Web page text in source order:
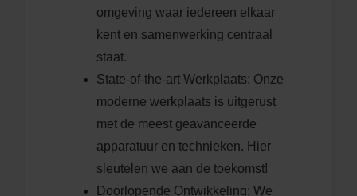
omgeving waar iedereen elkaar
kent en samenwerking centraal
staat.
State-of-the-art Werkplaats: Onze
moderne werkplaats is uitgerust
met de meest geavanceerde
apparatuur en technieken. Hier
sleutelen we aan de toekomst!
Doorlopende Ontwikkeling: We